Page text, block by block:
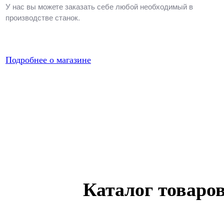
У нас вы можете заказать себе любой необходимый в
производстве станок.
Подробнее о магазине
Каталог